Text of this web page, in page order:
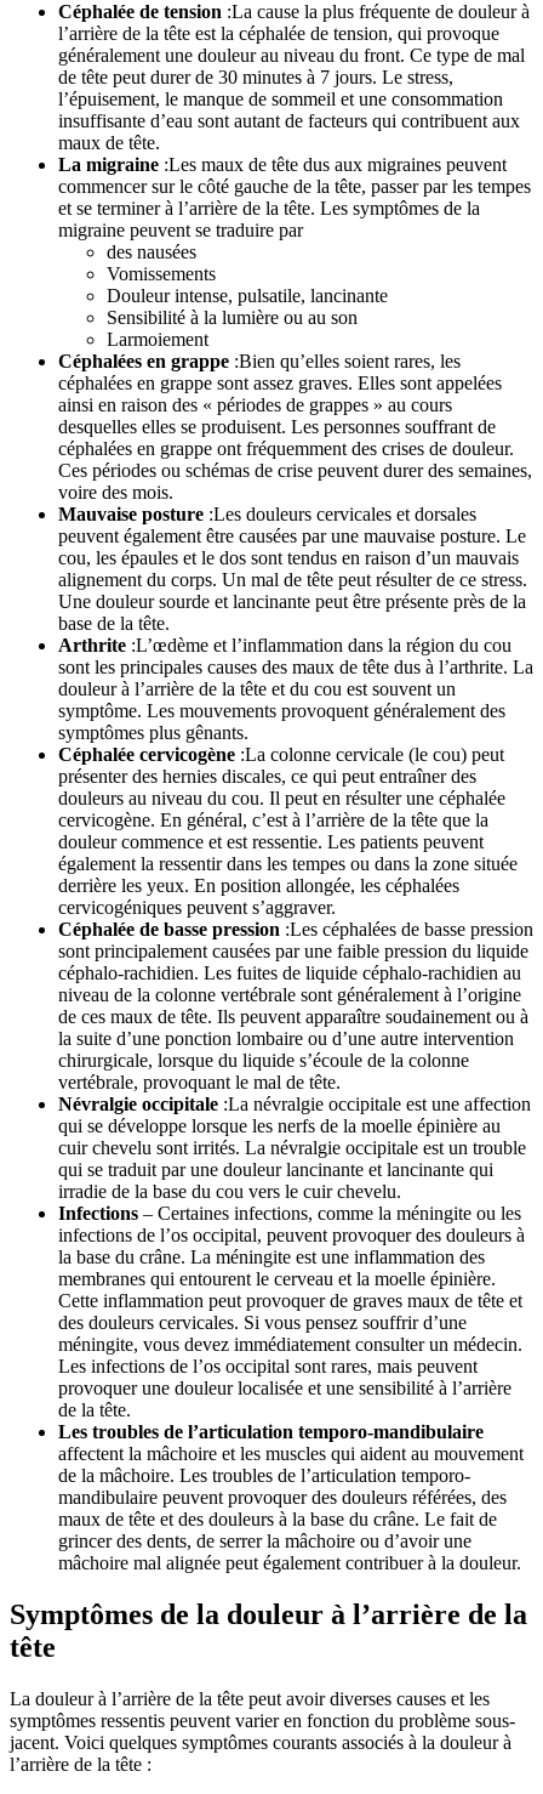
Céphalée de tension :La cause la plus fréquente de douleur à
l’arrière de la tête est la céphalée de tension, qui provoque
généralement une douleur au niveau du front. Ce type de mal
de tête peut durer de 30 minutes à 7 jours. Le stress,
l’épuisement, le manque de sommeil et une consommation
insuffisante d’eau sont autant de facteurs qui contribuent aux
maux de tête.
La migraine :Les maux de tête dus aux migraines peuvent
commencer sur le côté gauche de la tête, passer par les tempes
et se terminer à l’arrière de la tête. Les symptômes de la
migraine peuvent se traduire par
des nausées
Vomissements
Douleur intense, pulsatile, lancinante
Sensibilité à la lumière ou au son
Larmoiement
Céphalées en grappe :Bien qu’elles soient rares, les
céphalées en grappe sont assez graves. Elles sont appelées
ainsi en raison des « périodes de grappes » au cours
desquelles elles se produisent. Les personnes souffrant de
céphalées en grappe ont fréquemment des crises de douleur.
Ces périodes ou schémas de crise peuvent durer des semaines,
voire des mois.
Mauvaise posture :Les douleurs cervicales et dorsales
peuvent également être causées par une mauvaise posture. Le
cou, les épaules et le dos sont tendus en raison d’un mauvais
alignement du corps. Un mal de tête peut résulter de ce stress.
Une douleur sourde et lancinante peut être présente près de la
base de la tête.
Arthrite :L’œdème et l’inflammation dans la région du cou
sont les principales causes des maux de tête dus à l’arthrite. La
douleur à l’arrière de la tête et du cou est souvent un
symptôme. Les mouvements provoquent généralement des
symptômes plus gênants.
Céphalée cervicogène :La colonne cervicale (le cou) peut
présenter des hernies discales, ce qui peut entraîner des
douleurs au niveau du cou. Il peut en résulter une céphalée
cervicogène. En général, c’est à l’arrière de la tête que la
douleur commence et est ressentie. Les patients peuvent
également la ressentir dans les tempes ou dans la zone située
derrière les yeux. En position allongée, les céphalées
cervicogéniques peuvent s’aggraver.
Céphalée de basse pression :Les céphalées de basse pression
sont principalement causées par une faible pression du liquide
céphalo-rachidien. Les fuites de liquide céphalo-rachidien au
niveau de la colonne vertébrale sont généralement à l’origine
de ces maux de tête. Ils peuvent apparaître soudainement ou à
la suite d’une ponction lombaire ou d’une autre intervention
chirurgicale, lorsque du liquide s’écoule de la colonne
vertébrale, provoquant le mal de tête.
Névralgie occipitale :La névralgie occipitale est une affection
qui se développe lorsque les nerfs de la moelle épinière au
cuir chevelu sont irrités. La névralgie occipitale est un trouble
qui se traduit par une douleur lancinante et lancinante qui
irradie de la base du cou vers le cuir chevelu.
Infections – Certaines infections, comme la méningite ou les
infections de l’os occipital, peuvent provoquer des douleurs à
la base du crâne. La méningite est une inflammation des
membranes qui entourent le cerveau et la moelle épinière.
Cette inflammation peut provoquer de graves maux de tête et
des douleurs cervicales. Si vous pensez souffrir d’une
méningite, vous devez immédiatement consulter un médecin.
Les infections de l’os occipital sont rares, mais peuvent
provoquer une douleur localisée et une sensibilité à l’arrière
de la tête.
Les troubles de l’articulation temporo-mandibulaire
affectent la mâchoire et les muscles qui aident au mouvement
de la mâchoire. Les troubles de l’articulation temporo-
mandibulaire peuvent provoquer des douleurs référées, des
maux de tête et des douleurs à la base du crâne. Le fait de
grincer des dents, de serrer la mâchoire ou d’avoir une
mâchoire mal alignée peut également contribuer à la douleur.
Symptômes de la douleur à l’arrière de la
tête
La douleur à l’arrière de la tête peut avoir diverses causes et les
symptômes ressentis peuvent varier en fonction du problème sous-
jacent. Voici quelques symptômes courants associés à la douleur à
l’arrière de la tête :